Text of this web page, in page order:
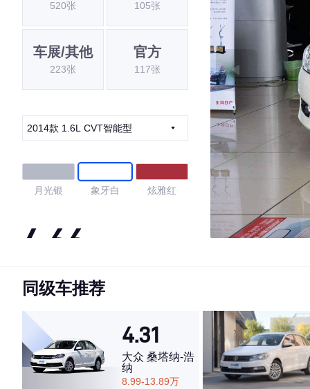
520张 105张
车展/其他
223张
官方
117张
2014款 1.6L CVT智能型
月光银 象牙白 炫雅红
4.66
·外观表现较为优秀，优于51%同级车
·空间表现较为优秀，优于86%同级车
同级车推荐
4.31
大众 桑塔纳-浩
纳
8.99-13.89万